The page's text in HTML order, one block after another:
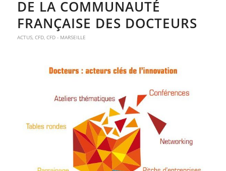
DE LA COMMUNAUTÉ
FRANÇAISE DES DOCTEURS
ACTUS, CFD, CFD - MARSEILLE